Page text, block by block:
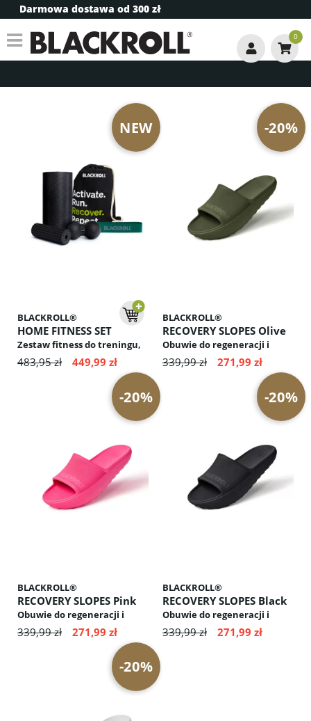
Darmowa dostawa od 300 zł
0
NEW
BLACKROLL®
HOME FITNESS SET
Zestaw fitness do treningu,
rozciągania i masażu –
idealny do domowego użytku
483,95 zł 449,99 zł
-20%
BLACKROLL®
RECOVERY SLOPES Olive
Obuwie do regeneracji i
aktywacji mięśni: odciąża
przednią część stopy,
stymuluje krążenie krwi,
poprawia postawę ciała
339,99 zł 271,99 zł
-20%
BLACKROLL®
RECOVERY SLOPES Pink
Obuwie do regeneracji i
aktywacji mięśni: odciąża
przednią część stopy,
stymuluje krążenie krwi,
poprawia postawę ciała
339,99 zł 271,99 zł
-20%
BLACKROLL®
RECOVERY SLOPES Black
Obuwie do regeneracji i
aktywacji mięśni: odciąża
przednią część stopy,
339,99 zł 271,99 zł
-20%